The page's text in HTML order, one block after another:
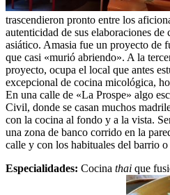
trascendieron pronto entre los
autenticidad de sus elaboraciones de
asiático. Amasia fue un proyecto de
que casi «murió abriendo». A la
proyecto, ocupa el local que antes
excepcional de cocina micológica,
En una calle de «La Prospe» algo
Civil, donde se casan muchos
con la cocina al fondo y a la vista.
una zona de banco corrido en la
calle y con los habituales del barrio
Especialidades: Cocina thai que